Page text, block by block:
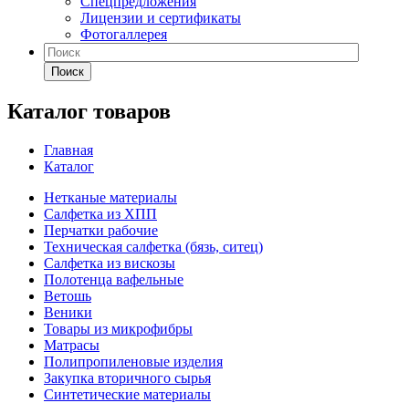
Лицензии и сертификаты
Фотогаллерея
Поиск
Каталог товаров
Главная
Каталог
Нетканые материалы
Салфетка из ХПП
Перчатки рабочие
Техническая салфетка (бязь, ситец)
Салфетка из вискозы
Полотенца вафельные
Ветошь
Веники
Товары из микрофибры
Матрасы
Полипропиленовые изделия
Закупка вторичного сырья
Синтетические материалы